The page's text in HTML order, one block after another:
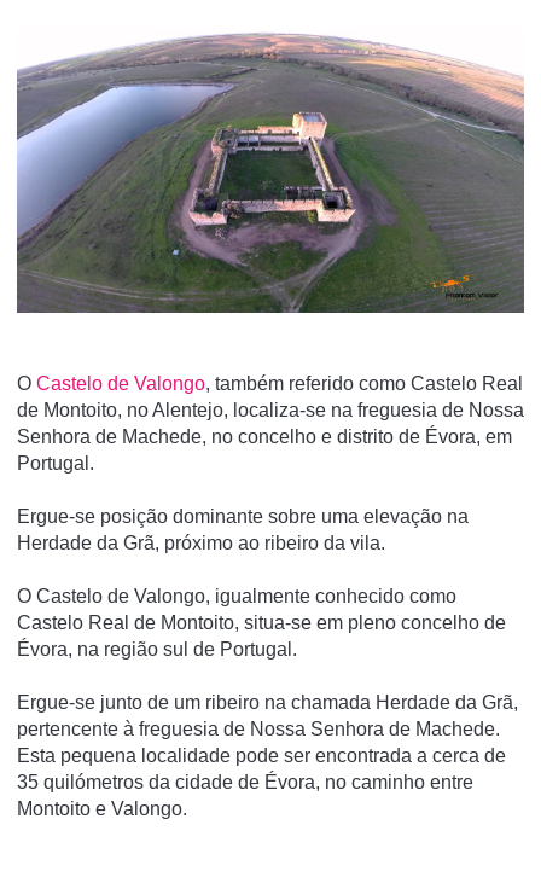
O Castelo de Valongo, também referido como Castelo Real
de Montoito, no Alentejo, localiza-se na freguesia de Nossa
Senhora de Machede, no concelho e distrito de Évora, em
Portugal.
Ergue-se posição dominante sobre uma elevação na
Herdade da Grã, próximo ao ribeiro da vila.
O Castelo de Valongo, igualmente conhecido como
Castelo Real de Montoito, situa-se em pleno concelho de
Évora, na região sul de Portugal.
Ergue-se junto de um ribeiro na chamada Herdade da Grã,
pertencente à freguesia de Nossa Senhora de Machede.
Esta pequena localidade pode ser encontrada a cerca de
35 quilómetros da cidade de Évora, no caminho entre
Montoito e Valongo.